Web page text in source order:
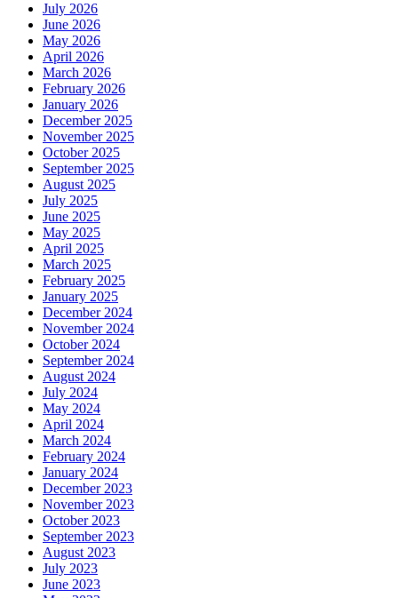
July 2026
June 2026
May 2026
April 2026
March 2026
February 2026
January 2026
December 2025
November 2025
October 2025
September 2025
August 2025
July 2025
June 2025
May 2025
April 2025
March 2025
February 2025
January 2025
December 2024
November 2024
October 2024
September 2024
August 2024
July 2024
May 2024
April 2024
March 2024
February 2024
January 2024
December 2023
November 2023
October 2023
September 2023
August 2023
July 2023
June 2023